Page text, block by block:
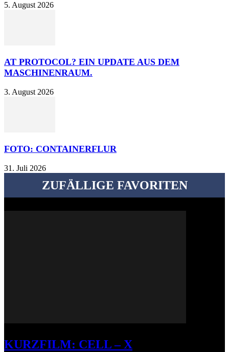
5. August 2026
AT PROTOCOL? EIN UPDATE AUS DEM
MASCHINENRAUM.
3. August 2026
FOTO: CONTAINERFLUR
31. Juli 2026
ZUFÄLLIGE FAVORITEN
KURZFILM: CELL – X